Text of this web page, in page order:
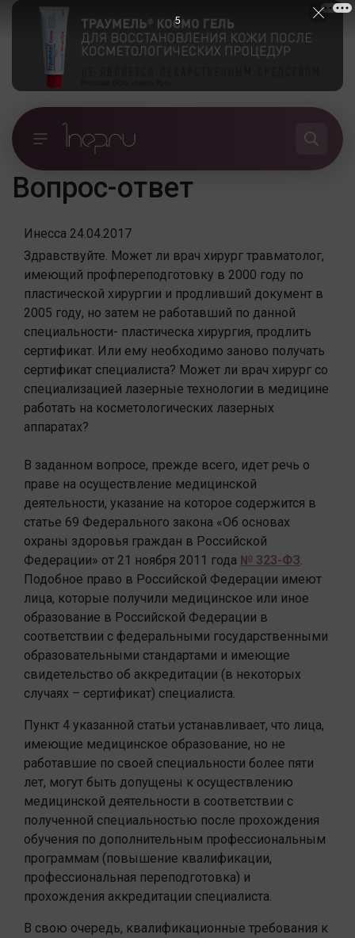
Вопрос-ответ
Инесса 24.04.2017
Здравствуйте. Может ли врач хирург травматолог,
имеющий профпереподготовку в 2000 году по
пластической хирургии и продливший документ в
2005 году, но затем не работавший по данной
специальности- пластическа хирургия, продлить
сертификат. Или ему необходимо заново получать
сертификат специалиста? Может ли врач хирург со
специализацией лазерные технологии в медицине
работать на косметологических лазерных
аппаратах?
В заданном вопросе, прежде всего, идет речь о
праве на осуществление медицинской
деятельности, указание на которое содержится в
статье 69 Федерального закона «Об основах
охраны здоровья граждан в Российской
Федерации» от 21 ноября 2011 года № 323-ФЗ.
Подобное право в Российской Федерации имеют
лица, которые получили медицинское или иное
образование в Российской Федерации в
соответствии с федеральными государственными
образовательными стандартами и имеющие
свидетельство об аккредитации (в некоторых
случаях – сертификат) специалиста.
Пункт 4 указанной статьи устанавливает, что лица,
имеющие медицинское образование, но не
работавшие по своей специальности более пяти
лет, могут быть допущены к осуществлению
медицинской деятельности в соответствии с
полученной специальностью после прохождения
обучения по дополнительным профессиональным
программам (повышение квалификации,
профессиональная переподготовка) и
прохождения аккредитации специалиста.
В свою очередь, квалификационные требования к
5